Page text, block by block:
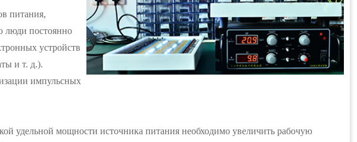
питания,
люди постоянно
устройств
и т. д.).
импульсных
удельной мощности источника питания необходимо увеличить рабочую